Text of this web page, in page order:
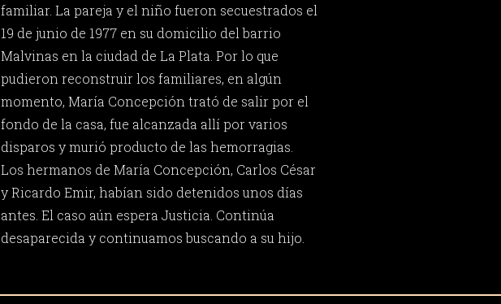
familiar. La pareja y el niño fueron secuestrados el
19 de junio de 1977 en su domicilio del barrio
Malvinas en la ciudad de La Plata. Por lo que
pudieron reconstruir los familiares, en algún
momento, María Concepción trató de salir por el
fondo de la casa, fue alcanzada allí por varios
disparos y murió producto de las hemorragias.
Los hermanos de María Concepción, Carlos César
y Ricardo Emir, habían sido detenidos unos días
antes. El caso aún espera Justicia. Continúa
desaparecida y continuamos buscando a su hijo.